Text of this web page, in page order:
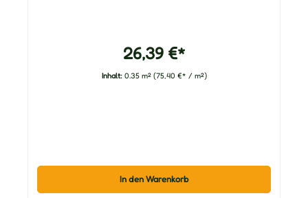
26,39 €*
Inhalt: 0.35 m² (75,40 €* / m²)
In den Warenkorb